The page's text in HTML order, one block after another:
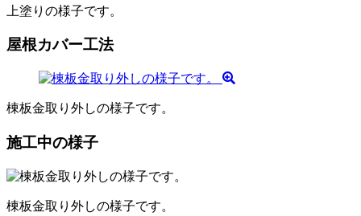
上塗りの様子です。
屋根カバー工法
棟板金取り外しの様子です。
施工中の様子
棟板金取り外しの様子です。